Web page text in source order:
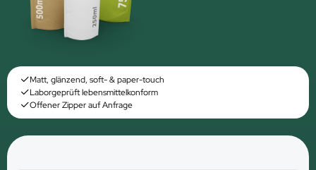
Matt, glänzend, soft- & paper-touch
Laborgeprüft lebensmittelkonform
Offener Zipper auf Anfrage